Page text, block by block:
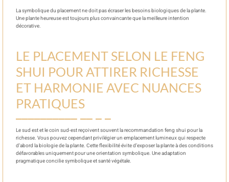
La symbolique du placement ne doit pas écraser les besoins biologiques de la plante.
Une plante heureuse est toujours plus convaincante que la meilleure intention
décorative.
LE PLACEMENT SELON LE FENG
SHUI POUR ATTIRER RICHESSE
ET HARMONIE AVEC NUANCES
PRATIQUES
Le sud est et le coin sud-est reçoivent souvent la recommandation feng shui pour la
richesse. Vous pouvez cependant privilégier un emplacement lumineux qui respecte
d’abord la biologie de la plante. Cette flexibilité évite d’exposer la plante à des conditions
défavorables uniquement pour une orientation symbolique. Une adaptation
pragmatique concilie symbolique et santé végétale.